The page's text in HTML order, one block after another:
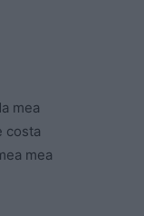
mea
costa
mea